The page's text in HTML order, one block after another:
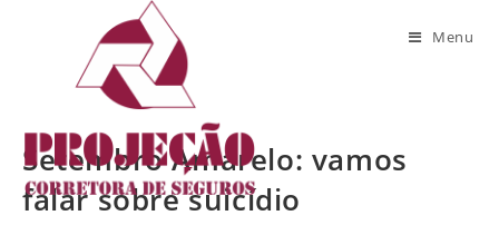
Menu
Setembro Amarelo: vamos
falar sobre suicídio